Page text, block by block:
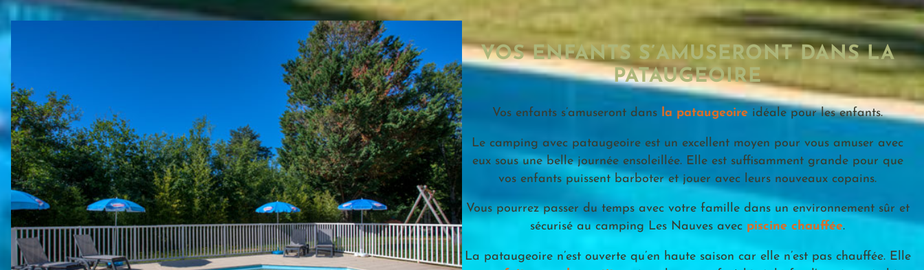
VOS ENFANTS S’AMUSERONT DANS LA
PATAUGEOIRE
Vos enfants s’amuseront dans la pataugeoire idéale pour les enfants.
Le camping avec pataugeoire est un excellent moyen pour vous amuser avec
eux sous une belle journée ensoleillée. Elle est suffisamment grande pour que
vos enfants puissent barboter et jouer avec leurs nouveaux copains.
Vous pourrez passer du temps avec votre famille dans un environnement sûr et
sécurisé au camping Les Nauves avec piscine chauffée.
La pataugeoire n’est ouverte qu’en haute saison car elle n’est pas chauffée. Elle